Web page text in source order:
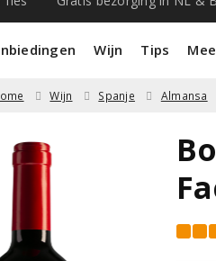
Wijn Tips
Wijn Spanje Almansa